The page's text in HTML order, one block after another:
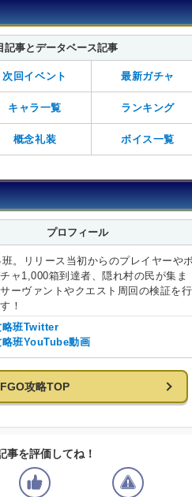
記事とデータベース記事
次回イベント 最新ガチャ
キャラ一覧 ランキング
概念礼装 ボイス一覧
プロフィール
班。リリース当初からのプレイヤーやボ
ャ1,000箱到達者、隠れ村の民が集ま
ーヴァントやクエスト周回の検証を行
！
班Twitter
班YouTube動画
FGO攻略TOP
事を評価してね！